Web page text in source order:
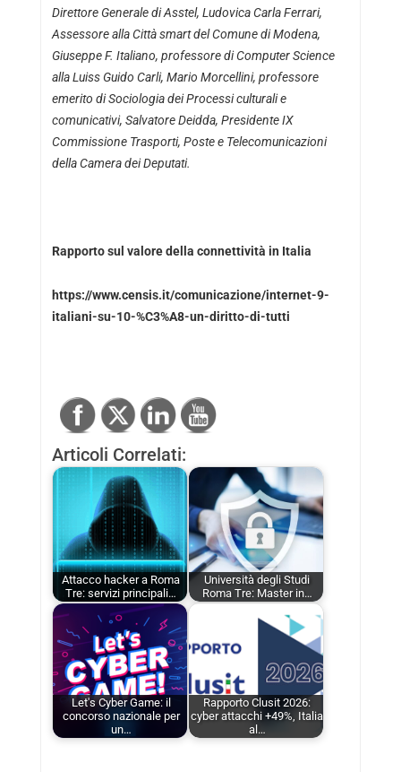
Direttore Generale di Asstel, Ludovica Carla Ferrari,
Assessore alla Città smart del Comune di Modena,
Giuseppe F. Italiano, professore di Computer Science
alla Luiss Guido Carli, Mario Morcellini, professore
emerito di Sociologia dei Processi culturali e
comunicativi, Salvatore Deidda, Presidente IX
Commissione Trasporti, Poste e Telecomunicazioni
della Camera dei Deputati.
Rapporto sul valore della connettività in Italia
https://www.censis.it/comunicazione/internet-9-
italiani-su-10-%C3%A8-un-diritto-di-tutti
Articoli Correlati:
Attacco hacker a Roma
Tre: servizi principali…
Università degli Studi
Roma Tre: Master in…
Let's Cyber Game: il
concorso nazionale per
un…
Rapporto Clusit 2026:
cyber attacchi +49%, Italia
al…